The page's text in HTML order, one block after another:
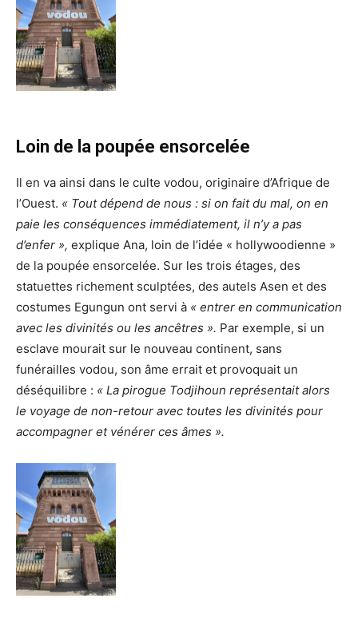
Loin de la poupée ensorcelée
Il en va ainsi dans le culte vodou, originaire d’Afrique de
l’Ouest. « Tout dépend de nous : si on fait du mal, on en
paie les conséquences immédiatement, il n’y a pas
d’enfer », explique Ana, loin de l’idée « hollywoodienne »
de la poupée ensorcelée. Sur les trois étages, des
statuettes richement sculptées, des autels Asen et des
costumes Egungun ont servi à « entrer en communication
avec les divinités ou les ancêtres ». Par exemple, si un
esclave mourait sur le nouveau continent, sans
funérailles vodou, son âme errait et provoquait un
déséquilibre : « La pirogue Todjihoun représentait alors
le voyage de non-retour avec toutes les divinités pour
accompagner et vénérer ces âmes ».